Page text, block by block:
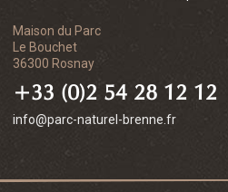
Maison du Parc
Le Bouchet
36300 Rosnay
+33 (0)2 54 28 12 12
info@parc-naturel-brenne.fr